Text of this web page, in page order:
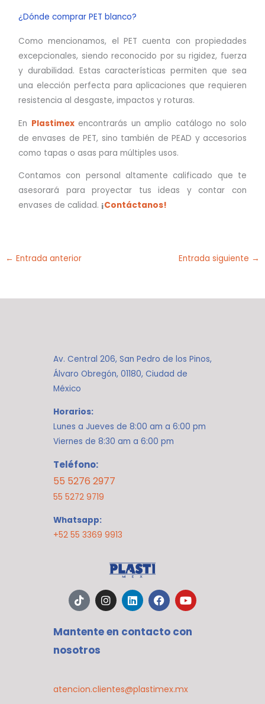
¿Dónde comprar PET blanco?
Como mencionamos, el PET cuenta con propiedades
excepcionales, siendo reconocido por su rigidez, fuerza
y durabilidad. Estas características permiten que sea
una elección perfecta para aplicaciones que requieren
resistencia al desgaste, impactos y roturas.
En Plastimexencontrarás un amplio catálogo no solo
de envases de PET, sino también de PEAD y accesorios
como tapas o asas para múltiples usos.
Contamos con personal altamente calificado que te
asesorará para proyectar tus ideas y contar con
envases de calidad. ¡Contáctanos!
← Entrada anterior Entrada siguiente →
Av. Central 206, San Pedro de los Pinos,
Álvaro Obregón, 01180, Ciudad de
México
Horarios:
Lunes a Jueves de 8:00 am a 6:00 pm
Viernes de 8:30 am a 6:00 pm
Teléfono:
55 5276 2977
55 5272 9719
Whatsapp:
+52 55 3369 9913
T
i
k
t
o
k
I
n
s
t
a
L
i
n
k
e
F
a
c
e
b
Y
o
u
t
u
Mantente en contacto con
nosotros
atencion.clientes@plastimex.mx